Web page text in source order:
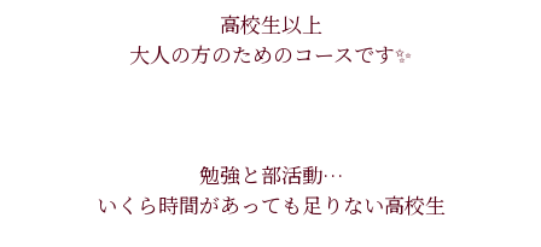
高校生以上
大人の方のためのコースです✨
勉強と部活動…
いくら時間があっても足りない高校生